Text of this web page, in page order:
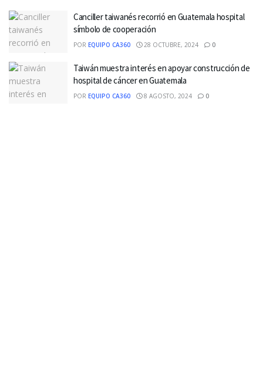
Canciller taiwanés recorrió en Guatemala hospital
símbolo de cooperación
POR EQUIPO CA360 28 OCTUBRE, 2024 0
Taiwán muestra interés en apoyar construcción de
hospital de cáncer en Guatemala
POR EQUIPO CA360 8 AGOSTO, 2024 0